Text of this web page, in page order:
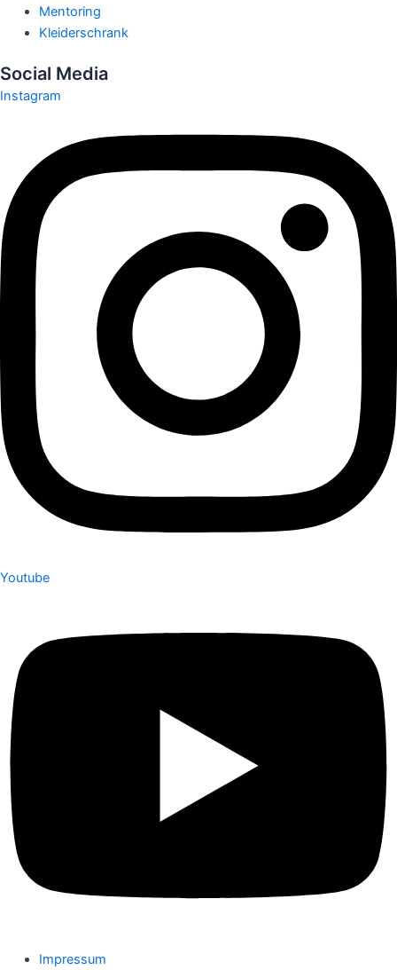
Mentoring
Kleiderschrank
Social Media
Instagram
Youtube
Impressum